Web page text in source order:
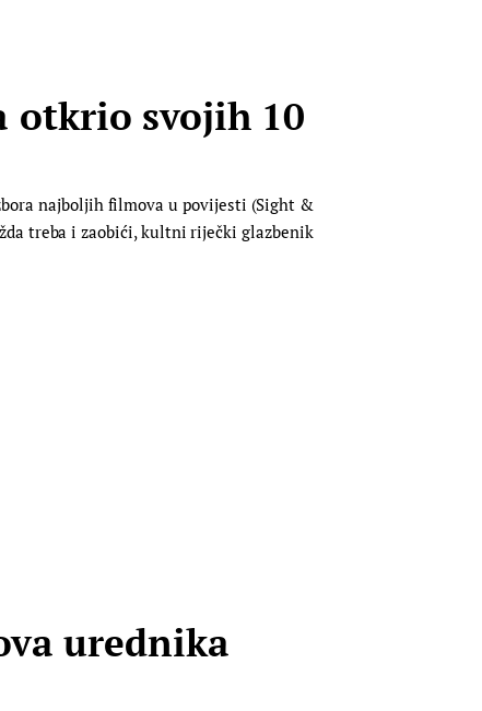
otkrio svojih 10
najboljih filmova u povijesti (Sight &
treba i zaobići, kultni riječki glazbenik
urednika